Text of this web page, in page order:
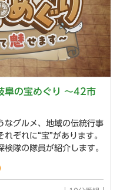
阜の宝めぐり ～42市
なグルメ、地域の伝統行事
ぞれに“宝”があります。
隊の隊員が紹介します。